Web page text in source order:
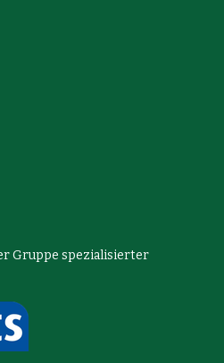
Gruppe spezialisierter